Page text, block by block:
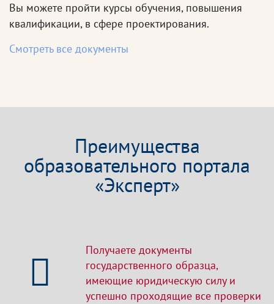
Вы можете пройти курсы обучения, повышения
квалификации, в сфере проектирования.
Смотреть все документы
Преимущества
образовательного портала
«Эксперт»
Получаете документы
государственного образца,
имеющие юридическую силу и
успешно проходящие все проверки